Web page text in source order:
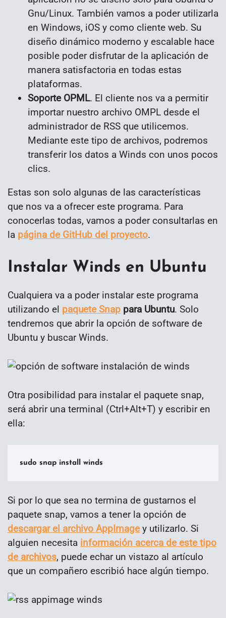
Gnu/Linux. También vamos a poder utilizarla
en Windows, iOS y como cliente web. Su
diseño dinámico moderno y escalable hace
posible poder disfrutar de la aplicación de
manera satisfactoria en todas estas
plataformas.
Soporte OPML. El cliente nos va a permitir
importar nuestro archivo OMPL desde el
administrador de RSS que utilicemos.
Mediante este tipo de archivos, podremos
transferir los datos a Winds con unos pocos
clics.
Estas son solo algunas de las características
que nos va a ofrecer este programa. Para
conocerlas todas, vamos a poder consultarlas en
la página de GitHub del proyecto.
Instalar Winds en Ubuntu
Cualquiera va a poder instalar este programa
utilizando el paquete Snap para Ubuntu. Solo
tendremos que abrir la opción de software de
Ubuntu y buscar Winds.
Otra posibilidad para instalar el paquete snap,
será abrir una terminal (Ctrl+Alt+T) y escribir en
ella:
sudo snap install winds
Si por lo que sea no termina de gustarnos el
paquete snap, vamos a tener la opción de
descargar el archivo AppImagey utilizarlo. Si
alguien necesita información acerca de este tipo
de archivos, puede echar un vistazo al artículo
que un compañero escribió hace algún tiempo.